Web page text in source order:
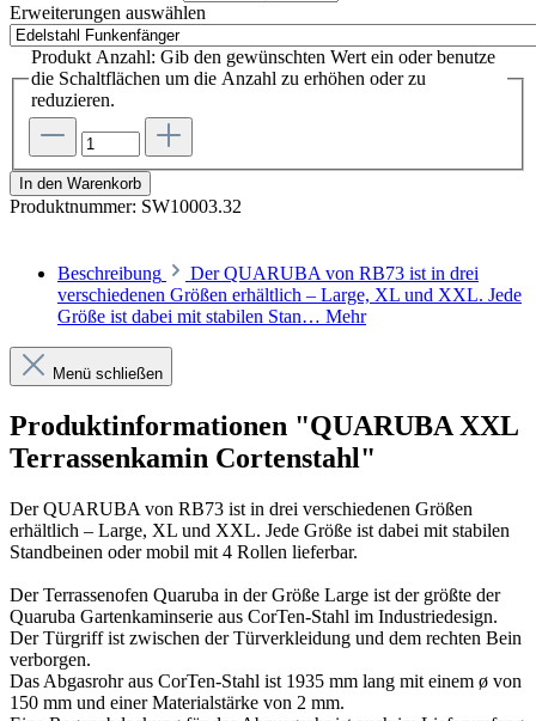
Erweiterungen auswählen
Produkt Anzahl: Gib den gewünschten Wert ein oder benutze
die Schaltflächen um die Anzahl zu erhöhen oder zu
reduzieren.
In den Warenkorb
Produktnummer: SW10003.32
Beschreibung
Der QUARUBA von RB73 ist in drei
verschiedenen Größen erhältlich – Large, XL und XXL. Jede
Größe ist dabei mit stabilen Stan… Mehr
Menü schließen
Produktinformationen "QUARUBA XXL
Terrassenkamin Cortenstahl"
Der QUARUBA von RB73 ist in drei verschiedenen Größen
erhältlich – Large, XL und XXL. Jede Größe ist dabei mit stabilen
Standbeinen oder mobil mit 4 Rollen lieferbar.
Der Terrassenofen Quaruba in der Größe Large ist der größte der
Quaruba Gartenkaminserie aus CorTen-Stahl im Industriedesign.
Der Türgriff ist zwischen der Türverkleidung und dem rechten Bein
verborgen.
Das Abgasrohr aus CorTen-Stahl ist 1935 mm lang mit einem ø von
150 mm und einer Materialstärke von 2 mm.